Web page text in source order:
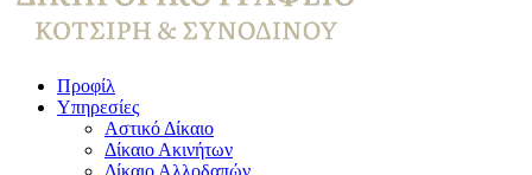
Προφίλ
Υπηρεσίες
Αστικό Δίκαιο
Δίκαιο Ακινήτων
Δίκαιο Αλλοδαπών